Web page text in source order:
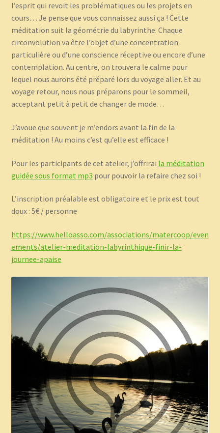
l’esprit qui revoit les problématiques ou les projets en
cours… Je pense que vous connaissez aussi ça ! Cette
méditation suit la géométrie du labyrinthe. Chaque
circonvolution va être l’objet d’une concentration
particulière ou d’une conscience réceptive ou encore d’une
contemplation. Au centre, on trouvera le calme pour
lequel nous aurons été préparé lors du voyage aller. Et au
voyage retour, nous nous préparons pour le sommeil,
acceptant petit à petit de changer de mode…
J’avoue que souvent je m’endors avant la fin de la
méditation ! Au moins c’est qu’elle est efficace !
Pour les participants de cet atelier, j’offrirai la méditation
guidée sous format mp3 pour pouvoir la refaire chez soi !
L’inscription préalable est obligatoire et le prix est tout
doux : 5€ / personne
https://www.helloasso.com/associations/matercoop/even
ements/atelier-meditation-labyrinthique-finir-la-
journee-apaise